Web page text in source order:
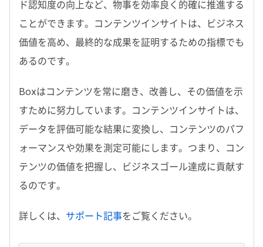
ド認知度の向上など、物事を効率良く的確に推進する
ことができます。コンテンツインサイトは、ビジネス
価値を高め、最終的な成果を証明するための指標でも
あるのです。
Boxはコンテンツを常に磨き、改善し、その価値を示
すために努力しています。コンテンツインサイトは、
データを評価可能な結果に変換し、コンテンツのパフ
ォーマンスや効果を測定可能にします。つまり、コン
テンツの価値を把握し、ビジネスゴール達成に貢献す
るのです。
詳しくは、 サポート記事をご覧ください。